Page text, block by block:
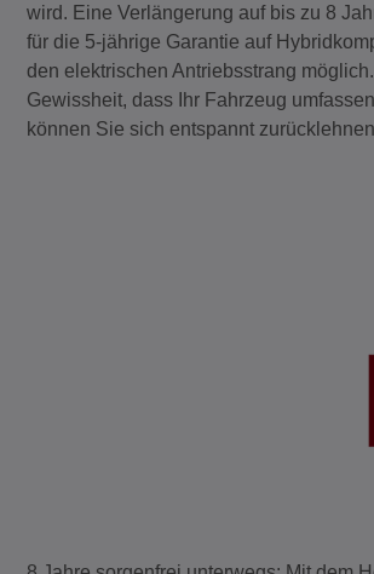
wird. Eine Verlängerung auf bis zu 8
für die 5‑jährige Garantie auf
den elektrischen Antriebsstrang
Gewissheit, dass Ihr Fahrzeug
können Sie sich entspannt